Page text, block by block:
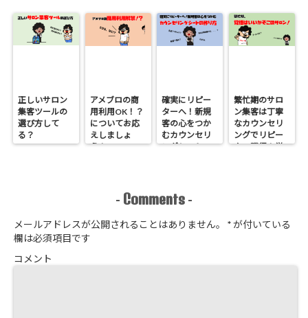
法
正しいサロン
集客ツールの
選び方して
る？
アメブロの商
用利用OK！？
についてお応
えしましょ
う！
確実にリピー
ターへ！新規
客の心をつか
むカウンセリ
ングシートの
繁忙期のサロ
ン集客は丁寧
なカウンセリ
ングでリピー
ター獲得！覚
- Comments -
メールアドレスが公開されることはありません。 *が付いている
欄は必須項目です
コメント